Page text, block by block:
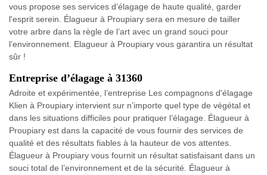
vous propose ses services d’élagage de haute qualité, garder
l'esprit serein. Élagueur à Proupiary sera en mesure de tailler
votre arbre dans la règle de l’art avec un grand souci pour
l’environnement. Elagueur à Proupiary vous garantira un résultat
sûr !
Entreprise d’élagage à 31360
Adroite et expérimentée, l’entreprise Les compagnons d'élagage
Klien à Proupiary intervient sur n’importe quel type de végétal et
dans les situations difficiles pour pratiquer l’élagage. Élagueur à
Proupiary est dans la capacité de vous fournir des services de
qualité et des résultats fiables à la hauteur de vos attentes.
Élagueur à Proupiary vous fournit un résultat satisfaisant dans un
souci total de l’environnement et de la sécurité. Élagueur à